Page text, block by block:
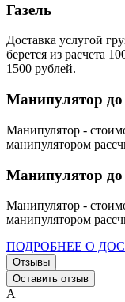
Газель
Доставка услугой
берется из расчета
1500 рублей.
Манипулятор до
Манипулятор -
манипулятором
Манипулятор до
Манипулятор -
манипулятором
ПОДРОБНЕЕ О
Отзывы
Оставить отзыв
А